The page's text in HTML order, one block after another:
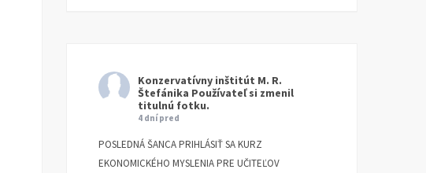
Konzervatívny inštitút M. R.
Štefánika Používateľ si zmenil
titulnú fotku.
4 dní pred
POSLEDNÁ ŠANCA PRIHLÁSIŤ SA KURZ
EKONOMICKÉHO MYSLENIA PRE UČITEĽOV